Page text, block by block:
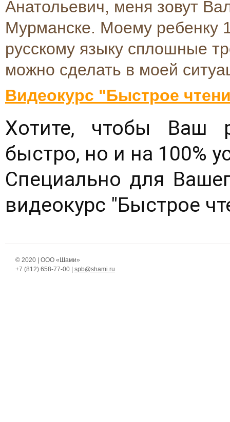
Анатольевич, меня зовут
Мурманске. Моему ребенку
русскому языку сплошные
можно сделать в моей
Видеокурс "Быстрое
Хотите, чтобы Ваш
быстро, но и на 100%
Специально для
видеокурс "Быстрое
© 2020 | ООО «Шами»
+7 (812) 658-77-00 | spb@shami.ru